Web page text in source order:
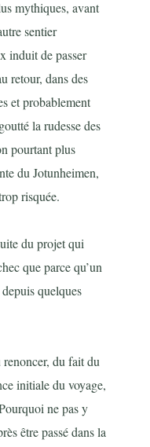
mythiques, avant
sentier
induit de passer
retour, dans des
et probablement
la rudesse des
pourtant plus
du Jotunheimen,
risquée.
du projet qui
que parce qu’un
quelques
du fait du
initiale du voyage,
ne pas y
être passé dans la